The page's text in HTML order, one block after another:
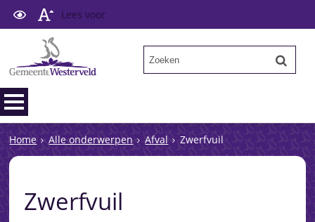
Lees voor
Home Alle onderwerpen Afval Zwerfvuil
Zwerfvuil